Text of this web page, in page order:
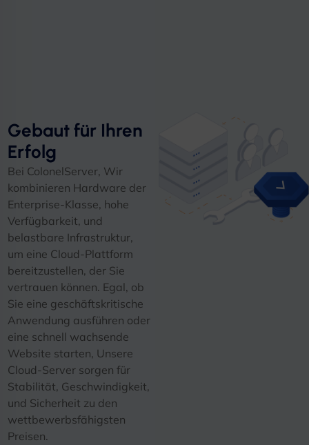
Gebaut für Ihren
Erfolg
Bei ColonelServer, Wir
kombinieren Hardware der
Enterprise-Klasse, hohe
Verfügbarkeit, und
belastbare Infrastruktur,
um eine Cloud-Plattform
bereitzustellen, der Sie
vertrauen können. Egal, ob
Sie eine geschäftskritische
Anwendung ausführen oder
eine schnell wachsende
Website starten, Unsere
Cloud-Server sorgen für
Stabilität, Geschwindigkeit,
und Sicherheit zu den
wettbewerbsfähigsten
Preisen.